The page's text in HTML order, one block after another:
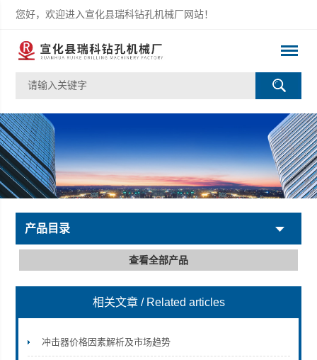
您好，欢迎进入宣化县瑞科钻孔机械厂网站！
产品目录
查看全部产品
相关文章 / Related articles
冲击器价格因素解析及市场趋势